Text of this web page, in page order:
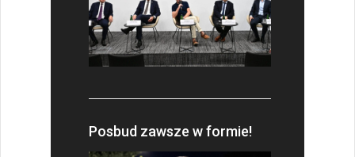
Posbud zawsze w formie!